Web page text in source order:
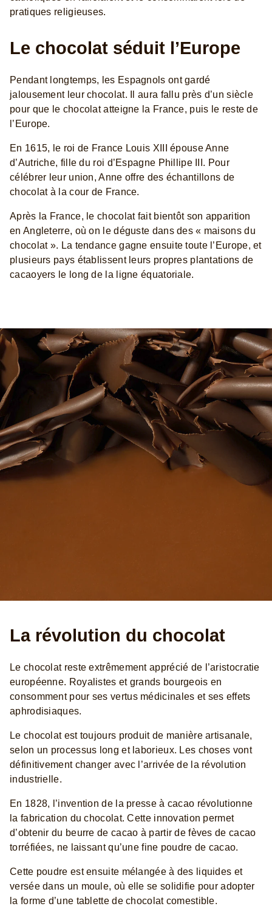
pratiques religieuses.
Le chocolat séduit l’Europe
Pendant longtemps, les Espagnols ont gardé
jalousement leur chocolat. Il aura fallu près d’un siècle
pour que le chocolat atteigne la France, puis le reste de
l’Europe.
En 1615, le roi de France Louis XIII épouse Anne
d’Autriche, fille du roi d’Espagne Phillipe III. Pour
célébrer leur union, Anne offre des échantillons de
chocolat à la cour de France.
Après la France, le chocolat fait bientôt son apparition
en Angleterre, où on le déguste dans des « maisons du
chocolat ». La tendance gagne ensuite toute l’Europe, et
plusieurs pays établissent leurs propres plantations de
cacaoyers le long de la ligne équatoriale.
La révolution du chocolat
Le chocolat reste extrêmement apprécié de l’aristocratie
européenne. Royalistes et grands bourgeois en
consomment pour ses vertus médicinales et ses effets
aphrodisiaques.
Le chocolat est toujours produit de manière artisanale,
selon un processus long et laborieux. Les choses vont
définitivement changer avec l’arrivée de la révolution
industrielle.
En 1828, l’invention de la presse à cacao révolutionne
la fabrication du chocolat. Cette innovation permet
d’obtenir du beurre de cacao à partir de fèves de cacao
torréfiées, ne laissant qu’une fine poudre de cacao.
Cette poudre est ensuite mélangée à des liquides et
versée dans un moule, où elle se solidifie pour adopter
la forme d’une tablette de chocolat comestible.